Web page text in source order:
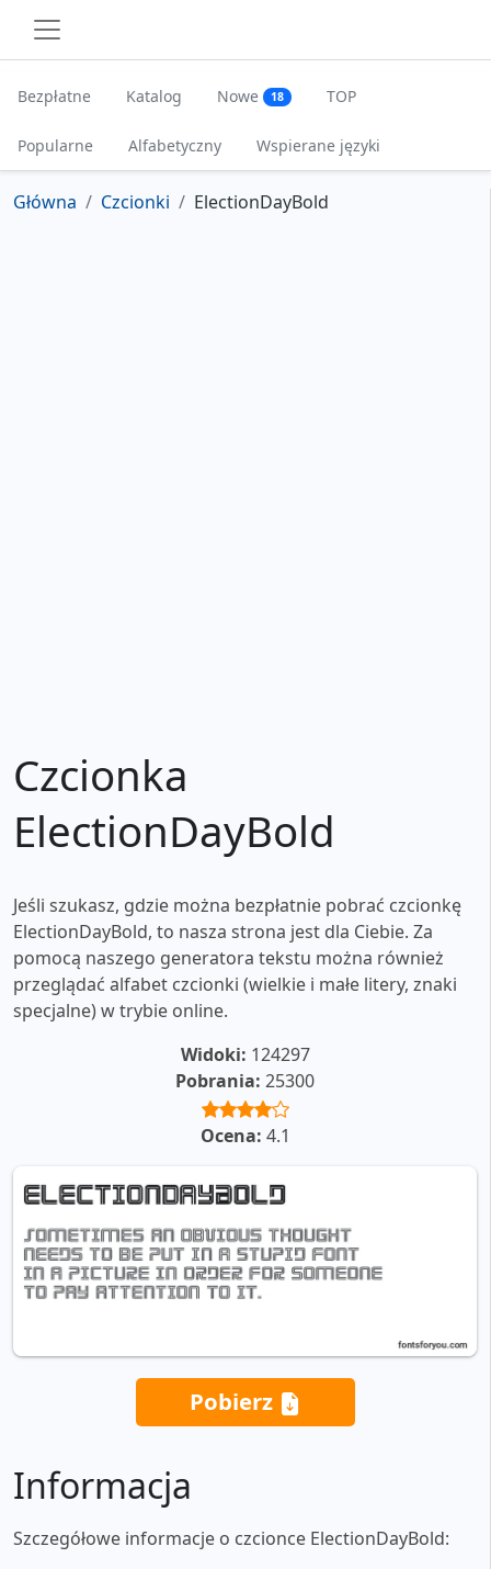
Bezpłatne Katalog Nowe 18 TOP
Popularne Alfabetyczny Wspierane języki
Główna Czcionki ElectionDayBold
Czcionka
ElectionDayBold
Jeśli szukasz, gdzie można bezpłatnie pobrać czcionkę
ElectionDayBold, to nasza strona jest dla Ciebie. Za
pomocą naszego generatora tekstu można również
przeglądać alfabet czcionki (wielkie i małe litery, znaki
specjalne) w trybie online.
Widoki: 124297
Pobrania: 25300
Ocena: 4.1
Pobierz
Informacja
Szczegółowe informacje o czcionce ElectionDayBold: